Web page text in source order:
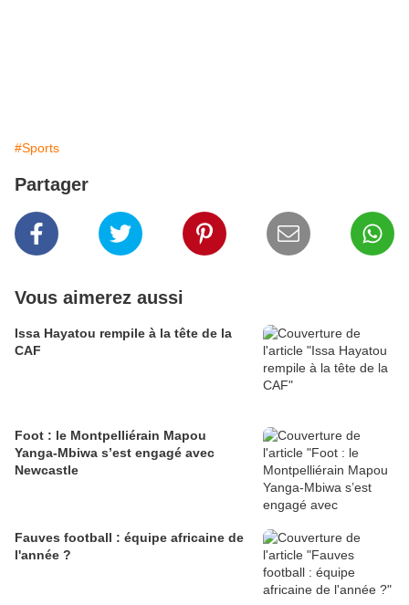
#Sports
Partager
Vous aimerez aussi
Issa Hayatou rempile à la tête de la
CAF
Foot : le Montpelliérain Mapou
Yanga-Mbiwa s’est engagé avec
Newcastle
Fauves football : équipe africaine de
l'année ?